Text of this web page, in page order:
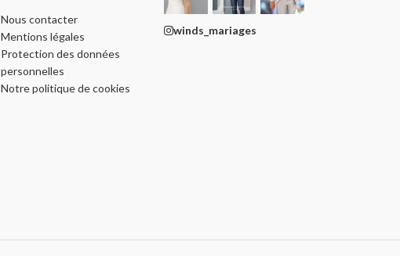
Nous contacter
Mentions légales
Protection des données
personnelles
Notre politique de cookies
winds_mariages